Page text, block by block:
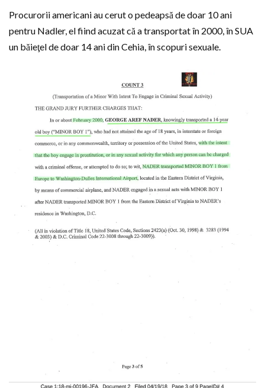
Procurorii americani au cerut o pedeapsă de doar 10 ani
pentru Nadler, el fiind acuzat că a transportat în 2000, în SUA
un băieţel de doar 14 ani din Cehia, în scopuri sexuale.